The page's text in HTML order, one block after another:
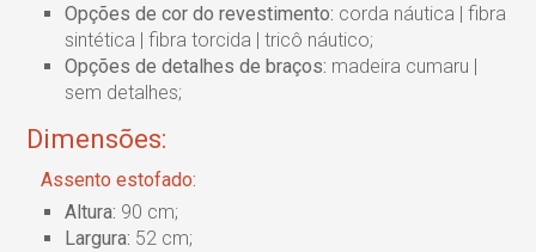
Opções de cor do revestimento: corda náutica | fibra
sintética | fibra torcida | tricô náutico;
Opções de detalhes de braços: madeira cumaru |
sem detalhes;
Dimensões:
Assento estofado:
Altura: 90 cm;
Largura: 52 cm;